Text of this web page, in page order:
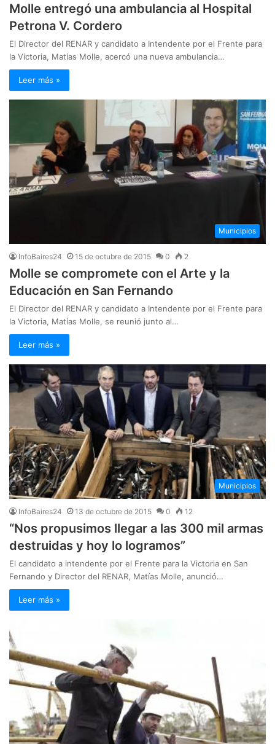
Molle entregó una ambulancia al Hospital
Petrona V. Cordero
El Director del RENAR y candidato a Intendente por el Frente para
la Victoria, Matías Molle, acercó una nueva ambulancia…
Leer más »
Municipios
InfoBaires24 15 de octubre de 2015 0 2
Molle se compromete con el Arte y la
Educación en San Fernando
El Director del RENAR y candidato a Intendente por el Frente para
la Victoria, Matías Molle, se reunió junto al…
Leer más »
Municipios
InfoBaires24 13 de octubre de 2015 0 12
“Nos propusimos llegar a las 300 mil armas
destruidas y hoy lo logramos”
El candidato a intendente por el Frente para la Victoria en San
Fernando y Director del RENAR, Matías Molle, anunció…
Leer más »